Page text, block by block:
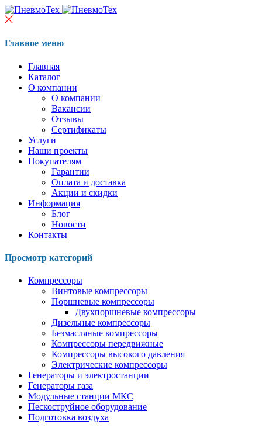
Главное меню
Главная
Каталог
О компании
О компании
Вакансии
Отзывы
Сертификаты
Услуги
Наши проекты
Покупателям
Гарантии
Оплата и доставка
Акции и скидки
Информация
Блог
Новости
Контакты
Просмотр категорий
Компрессоры
Винтовые компрессоры
Поршневые компрессоры
Двухпоршневые компрессоры
Дизельные компрессоры
Безмасляные компрессоры
Компрессоры передвижные
Компрессоры высокого давления
Электрические компрессоры
Генераторы и электростанции
Генераторы газа
Модульные станции МКС
Пескоструйное оборудование
Подготовка воздуха